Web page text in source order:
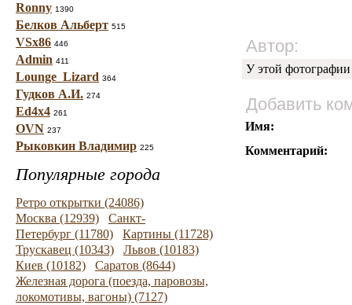
Ronny 1390
Белков Альберт 515
VSx86 446
Admin 411
Lounge_Lizard 364
Гудков А.И. 274
Ed4x4 261
OVN 237
Рыковкин Владимир 225
Популярные города
Ретро открытки (24086)
Москва (12939)
Санкт-
Петербург (11780)
Картины (11728)
Трускавец (10343)
Львов (10183)
Киев (10182)
Саратов (8644)
Железная дорога (поезда, паровозы,
локомотивы, вагоны) (7127)
Автор:
У этой
Добавить
Имя:
Комментарий: